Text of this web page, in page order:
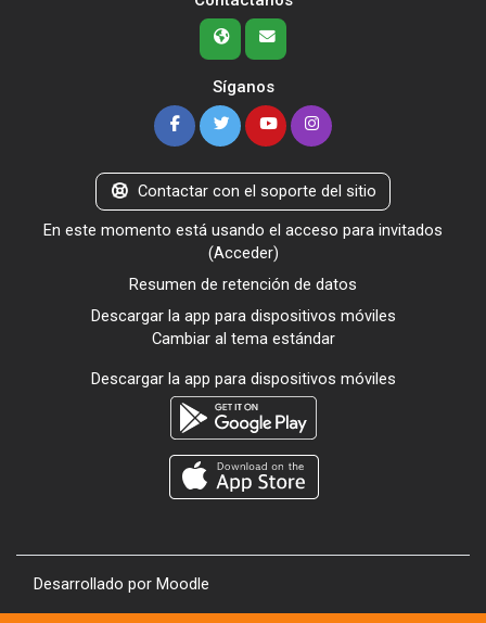
Síganos
Contactar con el soporte del sitio
En este momento está usando el acceso para invitados
(Acceder)
Resumen de retención de datos
Descargar la app para dispositivos móviles
Cambiar al tema estándar
Descargar la app para dispositivos móviles
Desarrollado por Moodle